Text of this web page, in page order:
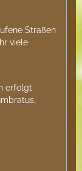
Straßen
viele
erfolgt